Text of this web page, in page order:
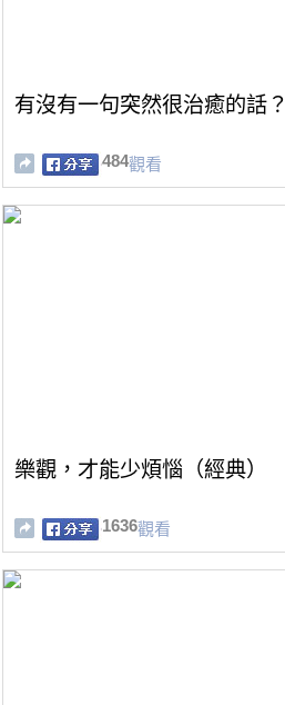
有沒有一句突然很治癒的話？
484觀看
樂觀，才能少煩惱（經典）
1636觀看